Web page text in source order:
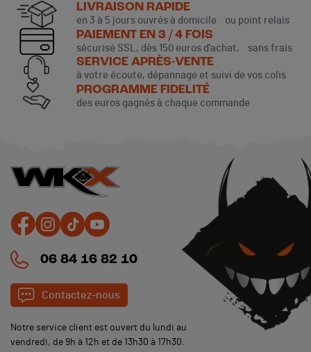
LIVRAISON RAPIDE
en 3 à 5 jours ouvrés à domicile ou point relais
PAIEMENT EN 3 / 4 FOIS
sécurisé SSL, dès 150 euros d’achat, sans frais
SERVICE APRÈS-VENTE
à votre écoute, dépannage et suivi de vos colis
PROGRAMME FIDELITÉ
des euros gagnés à chaque commande
06 84 16 82 10
Contactez-nous
Notre service client est ouvert du lundi au
vendredi, de 9h à 12h et de 13h30 à 17h30.